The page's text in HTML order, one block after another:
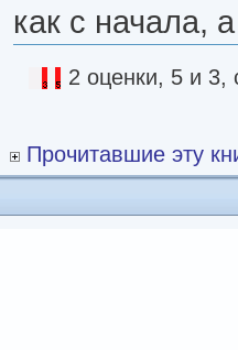
как с начала,
2 оценки, 5 и 3,
Прочитавшие эту